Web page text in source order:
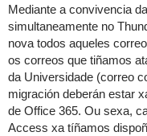
Mediante a convivencia
simultaneamente no
nova todos aqueles
os correos que tiñamos
da Universidade (correo
migración deberán estar
de Office 365. Ou sexa,
Access xa tíñamos